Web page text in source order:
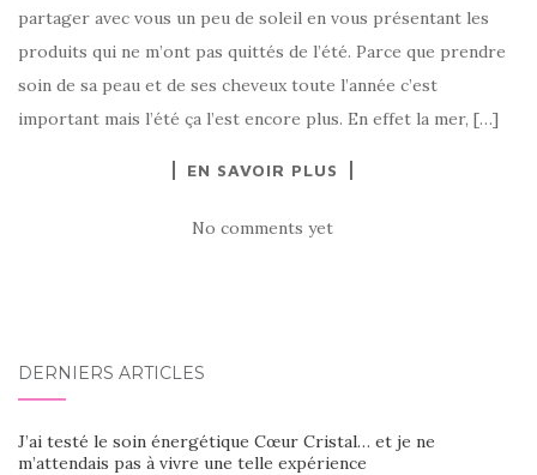
partager avec vous un peu de soleil en vous présentant les
produits qui ne m’ont pas quittés de l’été. Parce que prendre
soin de sa peau et de ses cheveux toute l’année c’est
important mais l’été ça l’est encore plus. En effet la mer, […]
EN SAVOIR PLUS
No comments yet
DERNIERS ARTICLES
J’ai testé le soin énergétique Cœur Cristal… et je ne
m’attendais pas à vivre une telle expérience